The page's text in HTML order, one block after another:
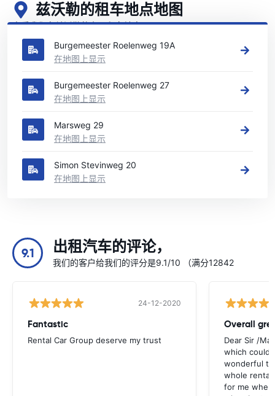
兹沃勒的租车地点地图
查看我们在兹沃勒的主要租车地点
Burgemeester Roelenweg 19A
在地图上显示
Burgemeester Roelenweg 27
在地图上显示
Marsweg 29
在地图上显示
Simon Stevinweg 20
在地图上显示
9.1 出租汽车的评论，
我们的客户给我们的评分是9.1/10 （满分12842
24-12-2020
Fantastic
Rental Car Group deserve my trust
Overall
Dear Sir /
which could
wonderful to
whole
for me